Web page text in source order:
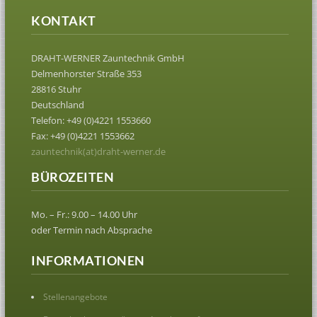
KONTAKT
DRAHT-WERNER Zauntechnik GmbH
Delmenhorster Straße 353
28816 Stuhr
Deutschland
Telefon: +49 (0)4221 1553660
Fax: +49 (0)4221 1553662
zauntechnik(at)draht-werner.de
BÜROZEITEN
Mo. – Fr.: 9.00 – 14.00 Uhr
oder Termin nach Absprache
INFORMATIONEN
Stellenangebote